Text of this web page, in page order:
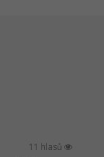
11 hlasů